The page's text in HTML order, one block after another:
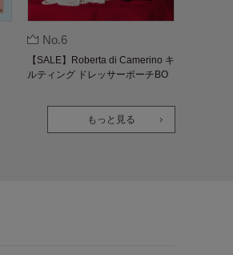
No.6
【SALE】Roberta di Camerino キ
ルティング ドレッサーポーチBO
もっと見る